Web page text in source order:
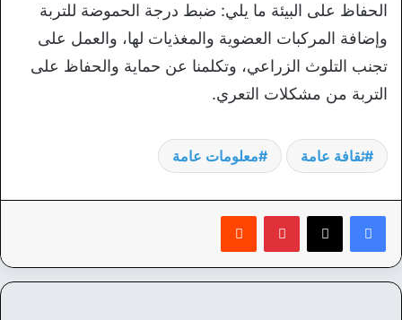
الحفاظ على البيئة ما يلي: ضبط درجة الحموضة للتربة
وإضافة المركبات العضوية والمغذيات لها، والعمل على
تجنب التلوث الزراعي، وتكلمنا عن حماية والحفاظ على
التربة من مشكلات التعري.
ثقافة عامة معلومات عامة
بينتيريست